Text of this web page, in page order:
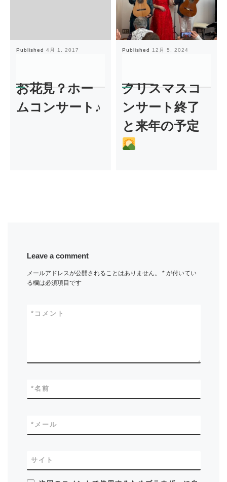
Published 4月 1, 2017
お花見？ホー
ムコンサート♪
Published 12月 5, 2024
クリスマスコ
ンサート終了
と来年の予定
Leave a comment
メールアドレスが公開されることはありません。 *が付いてい
る欄は必須項目です
コメント
*
名前
*
メール
*
サイト